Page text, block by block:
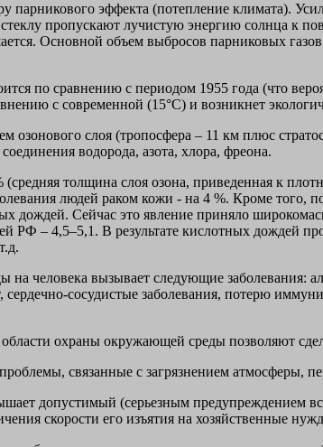
парникового эффекта (потепление климата).
пропускают лучистую энергию солнца к
Основной объем выбросов парниковых
по сравнению с периодом 1955 года (что
с современной (15°С) и возникнет
озонового слоя (тропосфера – 11 км плюс
водорода, азота, хлора, фреона.
толщина слоя озона, приведенная к
людей раком кожи - на 4 %. Кроме
дождей. Сейчас это явление приняло
РФ – 4,5–5,1. В результате кислотных дождей
человека вызывает следующие заболевания:
сосудистые заболевания, потерю
охраны окружающей среды позволяют
связанные с загрязнением атмосферы,
допустимый (серьезным предупреждением
скорости его изъятия на хозяйственные